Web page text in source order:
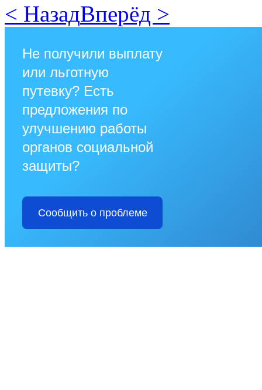
< НазадВперёд >
Не получили выплату
или льготную
путевку? Есть
предложения по
улучшению работы
органов социальной
защиты?
Сообщить о проблеме